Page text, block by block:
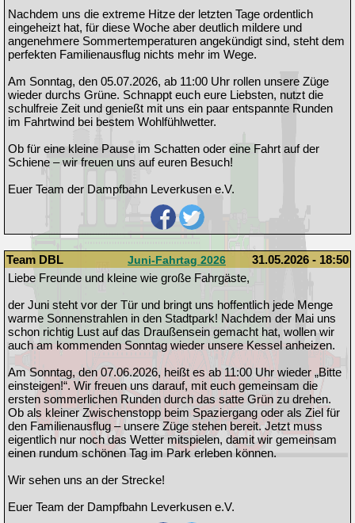
Nachdem uns die extreme Hitze der letzten Tage ordentlich
eingeheizt hat, für diese Woche aber deutlich mildere und
angenehmere Sommertemperaturen angekündigt sind, steht dem
perfekten Familienausflug nichts mehr im Wege.
Am Sonntag, den 05.07.2026, ab 11:00 Uhr rollen unsere Züge
wieder durchs Grüne. Schnappt euch eure Liebsten, nutzt die
schulfreie Zeit und genießt mit uns ein paar entspannte Runden
im Fahrtwind bei bestem Wohlfühlwetter.
Ob für eine kleine Pause im Schatten oder eine Fahrt auf der
Schiene – wir freuen uns auf euren Besuch!
Euer Team der Dampfbahn Leverkusen e.V.
Team DBL Juni-Fahrtag 2026
31.05.2026 - 18:50
Liebe Freunde und kleine wie große Fahrgäste,
der Juni steht vor der Tür und bringt uns hoffentlich jede Menge
warme Sonnenstrahlen in den Stadtpark! Nachdem der Mai uns
schon richtig Lust auf das Draußensein gemacht hat, wollen wir
auch am kommenden Sonntag wieder unsere Kessel anheizen.
Am Sonntag, den 07.06.2026, heißt es ab 11:00 Uhr wieder „Bitte
einsteigen!“. Wir freuen uns darauf, mit euch gemeinsam die
ersten sommerlichen Runden durch das satte Grün zu drehen.
Ob als kleiner Zwischenstopp beim Spaziergang oder als Ziel für
den Familienausflug – unsere Züge stehen bereit. Jetzt muss
eigentlich nur noch das Wetter mitspielen, damit wir gemeinsam
einen rundum schönen Tag im Park erleben können.
Wir sehen uns an der Strecke!
Euer Team der Dampfbahn Leverkusen e.V.